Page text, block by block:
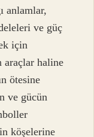
anlamlar,
ve güç
için
araçlar haline
ötesine
ve gücün
köşelerine